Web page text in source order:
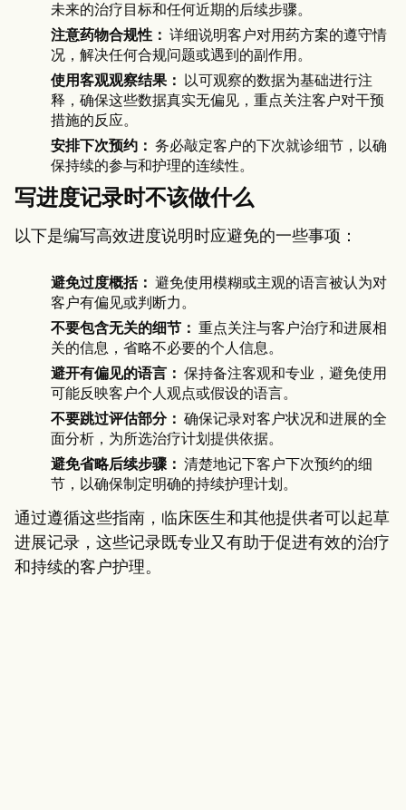
未来的治疗目标和任何近期的后续步骤。
注意药物合规性： 详细说明客户对用药方案的遵守情
况，解决任何合规问题或遇到的副作用。
使用客观观察结果：
以可观察的数据为基础进行注
释，确保这些数据真实无偏见，重点关注客户对干预
措施的反应。
安排下次预约： 务必敲定客户的下次就诊细节，以确
保持续的参与和护理的连续性。
写进度记录时不该做什么
以下是编写高效进度说明时应避免的一些事项：
避免过度概括： 避免使用模糊或主观的语言被认为对
客户有偏见或判断力。
不要包含无关的细节： 重点关注与客户治疗和进展相
关的信息，省略不必要的个人信息。
避开有偏见的语言： 保持备注客观和专业，避免使用
可能反映客户个人观点或假设的语言。
不要跳过评估部分： 确保记录对客户状况和进展的全
面分析，为所选治疗计划提供依据。
避免省略后续步骤： 清楚地记下客户下次预约的细
节，以确保制定明确的持续护理计划。
通过遵循这些指南，临床医生和其他提供者可以起草
进展记录，这些记录既专业又有助于促进有效的治疗
和持续的客户护理。